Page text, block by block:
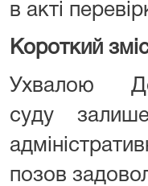
в акті
Короткий
Ухвалою
суду
позов